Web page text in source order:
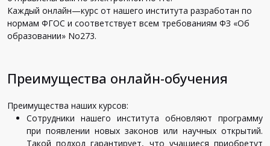
Каждый онлайн—курс от нашего института разработан по
нормам ФГОС и соответствует всем требованиям ФЗ «Об
образовании» No273.
Преимущества онлайн-обучения
Преимущества наших курсов:
Сотрудники нашего института обновляют программу
при появлении новых законов или научных открытий.
Такой подход гарантирует, что учащиеся приобретут